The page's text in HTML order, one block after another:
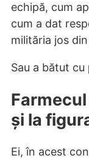
echipă, cum
cum a dat
milităria jos
Sau a bătut cu
și la
Ei, în acest